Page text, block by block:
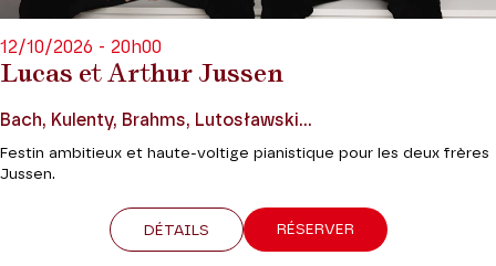
Lucas et Arthur Jussen
12/10/2026 - 20h00
Bach, Kulenty, Brahms, Lutosławski...
Festin ambitieux et haute-voltige pianistique pour les deux frères
Jussen.
DÉTAILS RÉSERVER